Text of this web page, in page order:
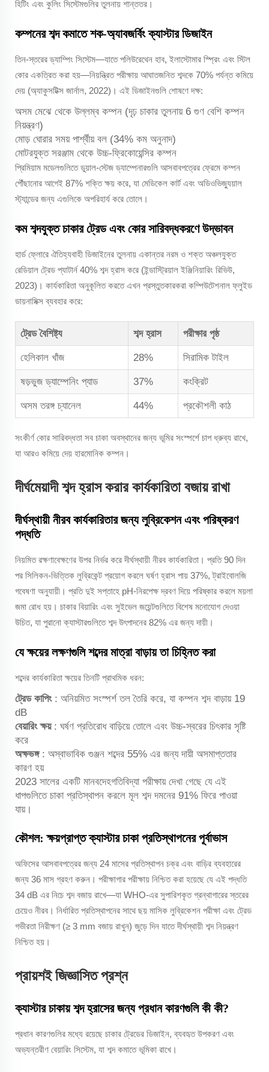
হিটিং এবং কুলিং সিস্টেমগুলির তুলনায় শান্ততর।
কম্পনের শব্দ কমাতে শক-অ্যাবজর্বিং ক্যাস্টার ডিজাইন
তিন-স্তরের ড্যাম্পিং সিস্টেম—যাতে পলিউরেথেন হাব, ইলাস্টোমার স্প্রিং এবং স্টিল
কোর একত্রিত করা হয়—নিয়ন্ত্রিত পরীক্ষায় আঘাতজনিত শব্দকে 70% পর্যন্ত কমিয়ে
দেয় (অ্যাকুসটিক্স জার্নাল, 2022)। এই ডিজাইনগুলি শোষণে দক্ষ:
অসম মেঝে থেকে উল্লম্ব কম্পন (দৃঢ় চাকার তুলনায় 6 গুণ বেশি কম্পন
নিয়ন্ত্রণ)
মোড় ঘোরার সময় পার্শ্বীয় বল (34% কম অনুনাদ)
মোটরযুক্ত সরঞ্জাম থেকে উচ্চ-ফ্রিকোয়েন্সির কম্পন
প্রিমিয়াম মডেলগুলিতে ডুয়াল-স্টেজ ড্যাম্পেনারগুলি আসবাবপত্রের ফ্রেমে কম্পন
পৌঁছানোর আগেই 87% শক্তি ক্ষয় করে, যা মেডিকেল কার্ট এবং অডিওভিজ্যুয়াল
স্ট্যান্ডের জন্য এগুলিকে অপরিহার্য করে তোলে।
কম শব্দযুক্ত চাকার ট্রেড এবং কোর সারিবদ্ধকরণে উদ্ভাবন
হার্ড ফ্লোরে ঐতিহ্যবাহী ডিজাইনের তুলনায় একান্তর নরম ও শক্ত অঞ্চলযুক্ত
রেডিয়াল ট্রেড প্যাটার্ন 40% শব্দ হ্রাস করে (ইন্ডাস্ট্রিয়াল ইঞ্জিনিয়ারিং রিভিউ,
2023)। কার্যকারিতা অনুকূলিত করতে এখন প্রস্তুতকারকরা কম্পিউটেশনাল ফ্লুইড
ডায়নামিক্স ব্যবহার করে:
ট্রেড বৈশিষ্ট্য শব্দ হ্রাস পরীক্ষার পৃষ্ঠ
হেলিকাল খাঁজ 28% সিরামিক টাইল
ষড়ভুজ ড্যাম্পেনিং প্যাড 37% কংক্রিট
অসম তরঙ্গ চ্যানেল 44% প্রকৌশলী কাঠ
সংকীর্ণ কোর সারিবদ্ধতা সব চাকা অবস্থানের জন্য ভূমির সংস্পর্শে চাপ ধ্রুব্য রাখে,
যা আরও কমিয়ে দেয় হারমোনিক কম্পন।
দীর্ঘমেয়াদী শব্দ হ্রাস করার কার্যকারিতা বজায় রাখা
দীর্ঘস্থায়ী নীরব কার্যকারিতার জন্য লুব্রিকেশন এবং পরিষ্করণ
পদ্ধতি
নিয়মিত রক্ষণাবেক্ষণের উপর নির্ভর করে দীর্ঘস্থায়ী নীরব কার্যকারিতা। প্রতি 90 দিন
পর সিলিকন-ভিত্তিক লুব্রিকেন্ট প্রয়োগ করলে ঘর্ষণ হ্রাস পায় 37%, ট্রাইবোলজি
গবেষণা অনুযায়ী। প্রতি দুই সপ্তাহে pH-নিরপেক্ষ দ্রবণ দিয়ে পরিষ্কার করলে ময়লা
জমা রোধ হয়। চাকার বিয়ারিং এবং সুইভেল জয়েন্টগুলিতে বিশেষ মনোযোগ দেওয়া
উচিত, যা পুরানো ক্যাস্টারগুলিতে শব্দ উৎপাদনের 82% এর জন্য দায়ী।
যে ক্ষয়ের লক্ষণগুলি শব্দের মাত্রা বাড়ায় তা চিহ্নিত করা
শব্দের কার্যকারিতা ক্ষয়ের তিনটি প্রাথমিক ধরন:
ট্রেড কাপিং : অনিয়মিত সংস্পর্শ তল তৈরি করে, যা কম্পন শব্দ বাড়ায় 19
dB
বেয়ারিং ক্ষয় : ঘর্ষণ প্রতিরোধ বাড়িয়ে তোলে এবং উচ্চ-স্বরের চিৎকার সৃষ্টি
করে
অক্ষভঙ্গ : অস্বাভাবিক গুঞ্জন শব্দের 55% এর জন্য দায়ী অসমাপ্ততার
কারণ হয়
2023 সালের একটি মানবদেহগতিবিদ্যা পরীক্ষায় দেখা গেছে যে এই
ধাপগুলিতে চাকা প্রতিস্থাপন করলে মূল শব্দ দমনের 91% ফিরে পাওয়া
যায়।
কৌশল: ক্ষয়প্রাপ্ত ক্যাস্টার চাকা প্রতিস্থাপনের পূর্বাভাস
অফিসের আসবাবপত্রের জন্য 24 মাসের প্রতিস্থাপন চক্র এবং বাড়ির ব্যবহারের
জন্য 36 মাস গ্রহণ করুন। পরীক্ষাগার পরীক্ষায় নিশ্চিত করা হয়েছে যে এই পদ্ধতি
34 dB এর নিচে শব্দ বজায় রাখে—যা WHO-এর সুপারিশকৃত গ্রন্থাগারের স্তরের
চেয়েও নীরব। নির্ধারিত প্রতিস্থাপনের সাথে ছয় মাসিক লুব্রিকেশন পরীক্ষা এবং ট্রেড
গভীরতা নিরীক্ষণ (≥ 3 mm বজায় রাখুন) জুড়ে দিন যাতে দীর্ঘস্থায়ী শব্দ নিয়ন্ত্রণ
নিশ্চিত হয়।
প্রায়শই জিজ্ঞাসিত প্রশ্ন
ক্যাস্টার চাকায় শব্দ হ্রাসের জন্য প্রধান কারণগুলি কী কী?
প্রধান কারণগুলির মধ্যে রয়েছে চাকার ট্রেডের ডিজাইন, ব্যবহৃত উপকরণ এবং
অভ্যন্তরীণ বেয়ারিং সিস্টেম, যা শব্দ কমাতে ভূমিকা রাখে।